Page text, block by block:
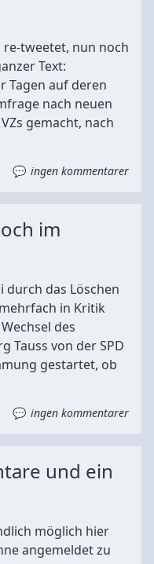
tweetet, nun noch
Text:
Tagen auf deren
nach neuen
gemacht, nach
ingen kommentarer
im
durch das Löschen
in Kritik
des
Tauss von der SPD
gestartet, ob
ingen kommentarer
und ein
möglich hier
angemeldet zu